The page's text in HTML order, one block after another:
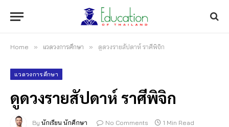
Home » แวดวงการศึกษา » ดูดวงรายสัปดาห์ ราศีพิจิก
แวดวงการศึกษา
ดูดวงรายสัปดาห์ ราศีพิจิก
By นักเรียน นักศึกษา No Comments 1 Min Read